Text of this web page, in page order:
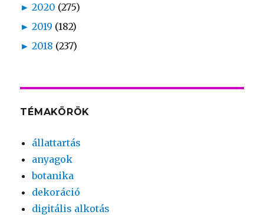
► 2020 (275)
► 2019 (182)
► 2018 (237)
TÉMAKÖRÖK
állattartás
anyagok
botanika
dekoráció
digitális alkotás